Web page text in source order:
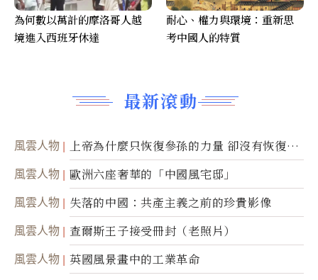
最新滾動
風雲人物
上帝為什麼只恢復參孫的力量 卻沒有恢復祂
的視力
風雲人物 歐洲六座奢華的「中國風宅邸」
風雲人物 失落的中國：共產主義之前的珍貴影像
風雲人物 查爾斯王子接受冊封（老照片）
風雲人物 英國風景畫中的工業革命
為何數以萬計的摩洛哥人越
境進入西班牙休達
耐心、權力與環境：重新思
考中國人的特質